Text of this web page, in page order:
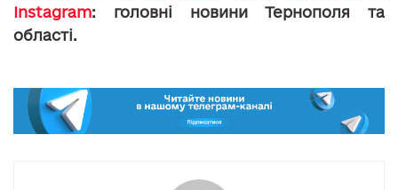
Instagram: головні новини Тернополя та
області.